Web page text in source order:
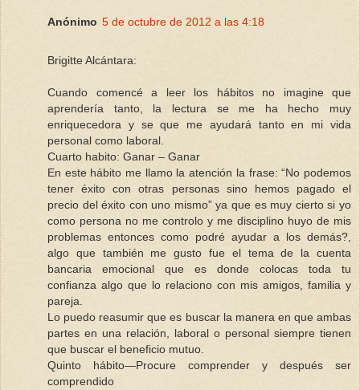
Anónimo 5 de octubre de 2012 a las 4:18
Brigitte Alcántara:
Cuando comencé a leer los hábitos no imagine que
aprendería tanto, la lectura se me ha hecho muy
enriquecedora y se que me ayudará tanto en mi vida
personal como laboral.
Cuarto habito: Ganar – Ganar
En este hábito me llamo la atención la frase: “No podemos
tener éxito con otras personas sino hemos pagado el
precio del éxito con uno mismo” ya que es muy cierto si yo
como persona no me controlo y me disciplino huyo de mis
problemas entonces como podré ayudar a los demás?,
algo que también me gusto fue el tema de la cuenta
bancaria emocional que es donde colocas toda tu
confianza algo que lo relaciono con mis amigos, familia y
pareja.
Lo puedo reasumir que es buscar la manera en que ambas
partes en una relación, laboral o personal siempre tienen
que buscar el beneficio mutuo.
Quinto hábito—Procure comprender y después ser
comprendido